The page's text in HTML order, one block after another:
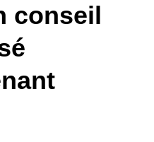
conseil